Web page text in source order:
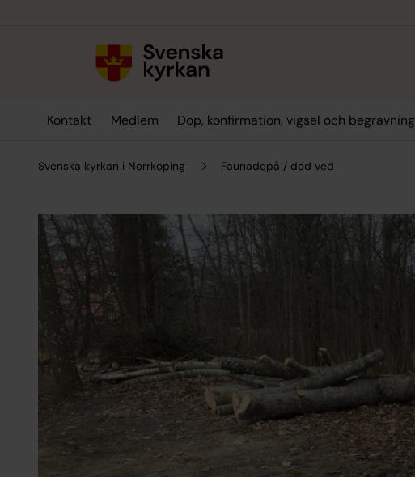
Kontakt Medlem Dop, konfirmation, vigsel och begravning
Svenska kyrkan i Norrköping Faunadepå / död ved